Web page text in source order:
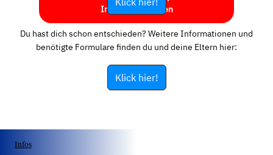
Inhalte entsperren
Du hast dich schon entschieden? Weitere Informationen und
benötigte Formulare finden du und deine Eltern hier:
Klick hier!
Infos